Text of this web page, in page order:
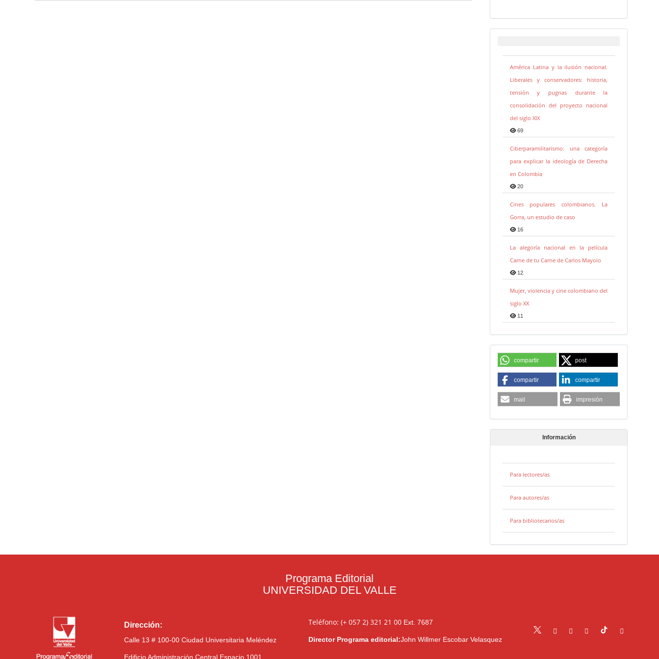
América Latina y la ilusión nacional.
Liberales y conservadores: historia,
tensión y pugnas durante la
consolidación del proyecto nacional
del siglo XIX
69
Ciberparamilitarismo: una categoría
para explicar la ideología de Derecha
en Colombia
20
Cines populares colombianos. La
Gorra, un estudio de caso
16
La alegoría nacional en la película
Carne de tu Carne de Carlos Mayolo
12
Mujer, violencia y cine colombiano del
siglo XX
11
compartir post
compartir compartir
mail impresión
Información
Para lectores/as
Para autores/as
Para bibliotecarios/as
Programa Editorial
UNIVERSIDAD DEL VALLE
Dirección:
Calle 13 # 100-00 Ciudad Universitaria Meléndez
Edificio Administración Central Espacio 1001
Teléfono: (+ 057 2) 321 21 00Ext. 7687
Director Programa editorial:John Willmer Escobar Velasquez